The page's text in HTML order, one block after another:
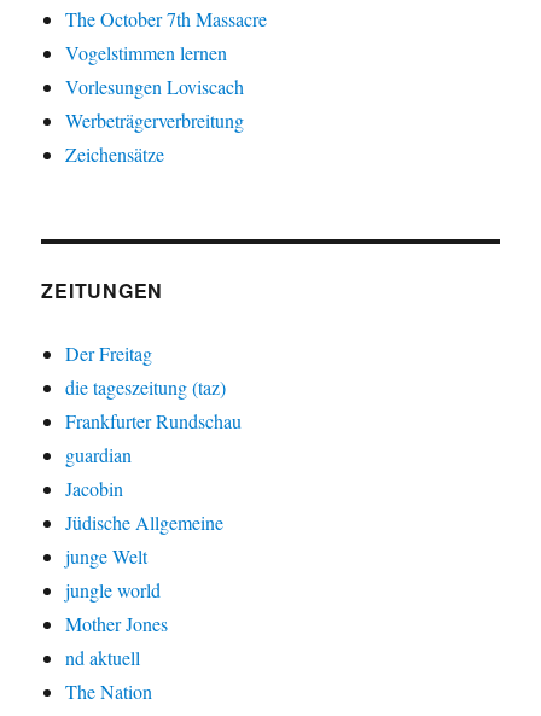
The October 7th Massacre
Vogelstimmen lernen
Vorlesungen Loviscach
Werbeträgerverbreitung
Zeichensätze
ZEITUNGEN
Der Freitag
die tageszeitung (taz)
Frankfurter Rundschau
guardian
Jacobin
Jüdische Allgemeine
junge Welt
jungle world
Mother Jones
nd aktuell
The Nation